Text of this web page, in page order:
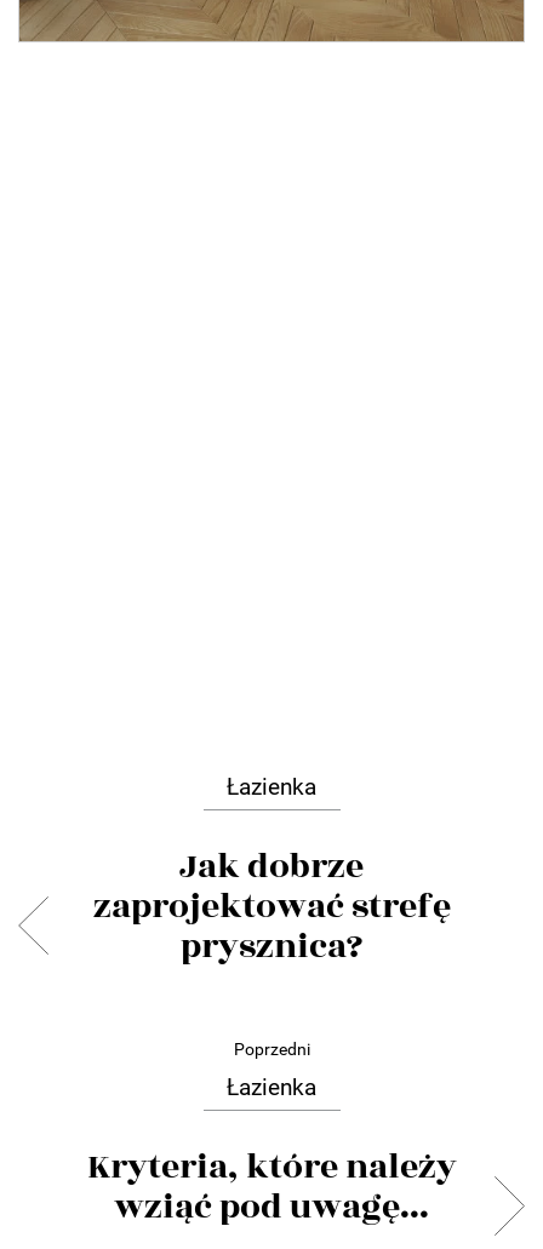
Łazienka
Jak dobrze
zaprojektować strefę
prysznica?
Poprzedni
Łazienka
Kryteria, które należy
wziąć pod uwagę...